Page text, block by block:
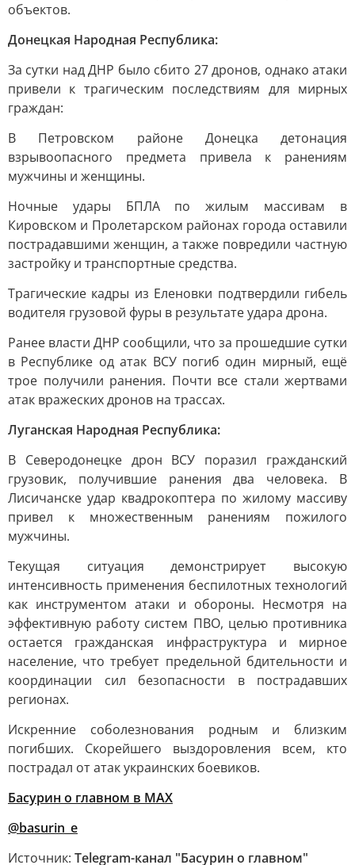
объектов.
Донецкая Народная Республика:
За сутки над ДНР было сбито 27 дронов, однако атаки
привели к трагическим последствиям для мирных
граждан:
В Петровском районе Донецка детонация
взрывоопасного предмета привела к ранениям
мужчины и женщины.
Ночные удары БПЛА по жилым массивам в
Кировском и Пролетарском районах города оставили
пострадавшими женщин, а также повредили частную
застройку и транспортные средства.
Трагические кадры из Еленовки подтвердили гибель
водителя грузовой фуры в результате удара дрона.
Ранее власти ДНР сообщили, что за прошедшие сутки
в Республике од атак ВСУ погиб один мирный, ещё
трое получили ранения. Почти все стали жертвами
атак вражеских дронов на трассах.
Луганская Народная Республика:
В Северодонецке дрон ВСУ поразил гражданский
грузовик, получившие ранения два человека. В
Лисичанске удар квадрокоптера по жилому массиву
привел к множественным ранениям пожилого
мужчины.
Текущая ситуация демонстрирует высокую
интенсивность применения беспилотных технологий
как инструментом атаки и обороны. Несмотря на
эффективную работу систем ПВО, целью противника
остается гражданская инфраструктура и мирное
население, что требует предельной бдительности и
координации сил безопасности в пострадавших
регионах.
Искренние соболезнования родным и близким
погибших. Скорейшего выздоровления всем, кто
пострадал от атак украинских боевиков.
Басурин о главном в МАX
@basurin_e
Источник: Telegram-канал "Басурин о главном"